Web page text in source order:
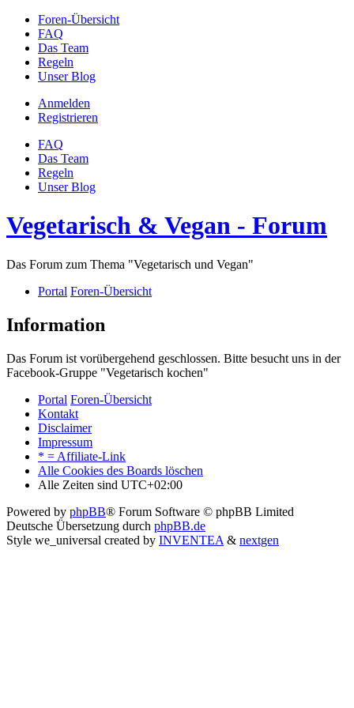
Foren-Übersicht
FAQ
Das Team
Regeln
Unser Blog
Anmelden
Registrieren
FAQ
Das Team
Regeln
Unser Blog
Vegetarisch & Vegan - Forum
Das Forum zum Thema "Vegetarisch und Vegan"
Portal Foren-Übersicht
Information
Das Forum ist vorübergehend geschlossen. Bitte besucht uns in der
Facebook-Gruppe "Vegetarisch kochen"
Portal Foren-Übersicht
Kontakt
Disclaimer
Impressum
* = Affiliate-Link
Alle Cookies des Boards löschen
Alle Zeiten sind UTC+02:00
Powered by phpBB® Forum Software © phpBB Limited
Deutsche Übersetzung durch phpBB.de
Style we_universal created by INVENTEA & nextgen